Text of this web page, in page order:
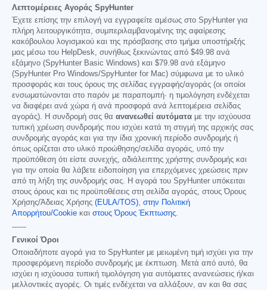
Λεπτομέρειες Αγοράς SpyHunter
Έχετε επίσης την επιλογή να εγγραφείτε αμέσως στο SpyHunter για
πλήρη λειτουργικότητα, συμπεριλαμβανομένης της αφαίρεσης
κακόβουλου λογισμικού και της πρόσβασης στο τμήμα υποστήριξής
μας μέσω του HelpDesk, συνήθως ξεκινώντας από $49.98 ανά
εξάμηνο (SpyHunter Basic Windows) και $79.98 ανά εξάμηνο
(SpyHunter Pro Windows/SpyHunter for Mac) σύμφωνα με το υλικό
προσφοράς και τους όρους της σελίδας εγγραφής/αγοράς (οι οποίοι
ενσωματώνονται στο παρόν με παραπομπή· η τιμολόγηση ενδέχεται
να διαφέρει ανά χώρα ή ανά προσφορά ανά λεπτομέρεια σελίδας
αγοράς). Η συνδρομή σας θα ανανεωθεί αυτόματα με την ισχύουσα
τυπική χρέωση συνδρομής που ισχύει κατά τη στιγμή της αρχικής σας
συνδρομής αγοράς και για την ίδια χρονική περίοδο συνδρομής ή
όπως ορίζεται στο υλικό προώθησης/σελίδα αγοράς, υπό την
προϋπόθεση ότι είστε συνεχής, αδιάλειπτης χρήστης συνδρομής και
για την οποία θα λάβετε ειδοποίηση για επερχόμενες χρεώσεις πριν
από τη λήξη της συνδρομής σας. Η αγορά του SpyHunter υπόκειται
στους όρους και τις προϋποθέσεις στη σελίδα αγοράς, στους Όρους
Χρήσης/Άδειας Χρήσης (EULA/TOS), στην Πολιτική
Απορρήτου/Cookie και στους Όρους Έκπτωσης.
------
Γενικοί Όροι
Οποιαδήποτε αγορά για το SpyHunter με μειωμένη τιμή ισχύει για την
προσφερόμενη περίοδο συνδρομής με έκπτωση. Μετά από αυτό, θα
ισχύει η ισχύουσα τυπική τιμολόγηση για αυτόματες ανανεώσεις ή/και
μελλοντικές αγορές. Οι τιμές ενδέχεται να αλλάξουν, αν και θα σας